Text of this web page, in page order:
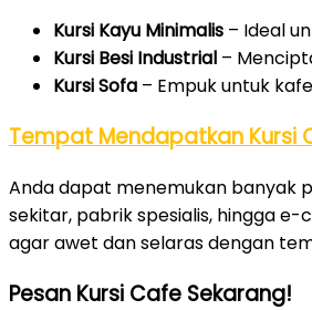
Kursi Kayu Minimalis – Ideal
Kursi Besi Industrial –
Kursi Sofa – Empuk untuk
Tempat Mendapatkan Kursi
Anda dapat menemukan banyak
sekitar, pabrik spesialis, hingga
agar awet dan selaras dengan
Pesan Kursi Cafe Sekarang!